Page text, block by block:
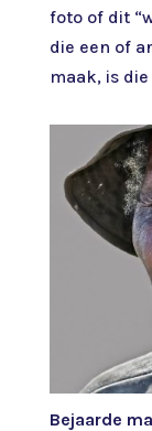
foto of dit
die een of
maak, is
Bejaarde